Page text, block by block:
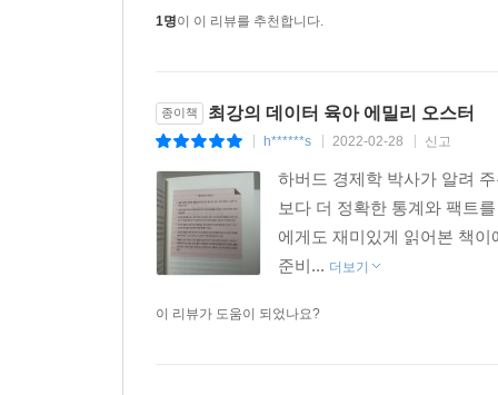
말이 늦은 아이들은 두 살 때 평균 230개의 단어
· 최적의 형제 터울을 알 수 있을까?
아이를 한 명 더 원하는 부부라면 둘째를 언제
있는 나이 차이, 혹은 부모가 보다 수월하게 양육
너무 짧거나(18개월 미만), 너무 길면(5년 이상)
출산 후 6개월 이내에 다시 임신하는 경우 조산
가능성이 높아진다는 견해가 있지만, 이에 대한
1명이 이 리뷰를 추천합니다.
종이책 최강의 데이터 육아 에밀리 오스터
h******s 2022-02-28 신고
하버드 경제학 박사가 알려
보다 더 정확한 통계와 팩트
에게도 재미있게 읽어본 책
준비... 더보기
이 리뷰가 도움이 되었나요?